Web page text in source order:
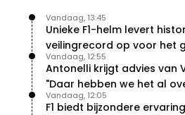
actie!
0
Zien: zo werkt de
Macarena-vleugel
Verstappen geeft
over
Unieke F1-helm levert
veilingrecord op voor het
Vandaag, 13:45
Antonelli krijgt advies van
"Daar hebben we het al
Vandaag, 12:55
F1 biedt bijzondere
Vandaag, 12:05